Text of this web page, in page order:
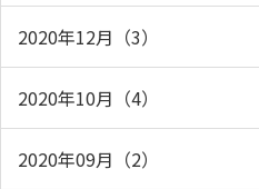
2020年12月（3）
2020年10月（4）
2020年09月（2）